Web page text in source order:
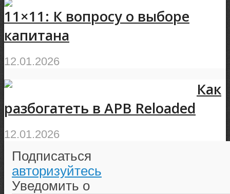
11×11: К вопросу о выборе
капитана
12.01.2026
Как
разбогатеть в АРВ Reloaded
12.01.2026
Подписаться
авторизуйтесь
Уведомить о